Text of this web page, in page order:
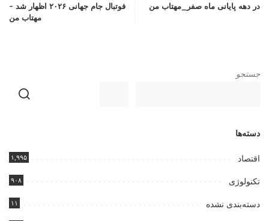
در دهه پایانی ماه صفر_مهتاب من
فوتبال جام جهانی ۲۰۲۶ اظهار شد –
مهتاب من
جستجو
دسته‌ها
اقتصاد ۱,۹۹۵
تکنولوژی ۹۰۸
دسته‌بندی نشده ۱۱